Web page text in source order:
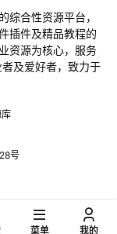
综合性资源平台，
插件及精品教程的
资源为核心，服务
及爱好者，致力于
号
菜单 我的